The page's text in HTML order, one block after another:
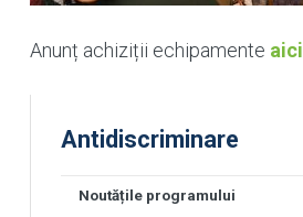
Anunț achiziții echipamente aici
Antidiscriminare
Noutățile programului